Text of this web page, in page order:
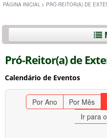
PÁGINA INICIAL > PRÓ-REITOR(A) DE
Pró-Reitor(a) de
Calendário de Eventos
Por Ano Por Mês
Ir para